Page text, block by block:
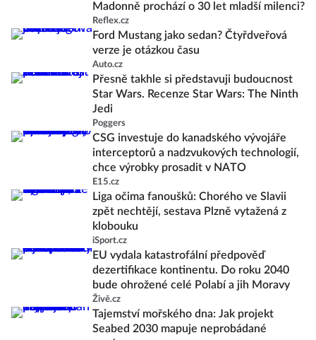
Madonně prochází o 30 let mladší milenci?
Reflex.cz
Ford Mustang jako sedan? Čtyřdveřová
verze je otázkou času
Auto.cz
Přesně takhle si představuji budoucnost
Star Wars. Recenze Star Wars: The Ninth
Jedi
Poggers
CSG investuje do kanadského vývojáře
interceptorů a nadzvukových technologií,
chce výrobky prosadit v NATO
E15.cz
Liga očima fanoušků: Chorého ve Slavii
zpět nechtějí, sestava Plzně vytažená z
klobouku
iSport.cz
EU vydala katastrofální předpověď
dezertifikace kontinentu. Do roku 2040
bude ohrožené celé Polabí a jih Moravy
Živě.cz
Tajemství mořského dna: Jak projekt
Seabed 2030 mapuje neprobádané